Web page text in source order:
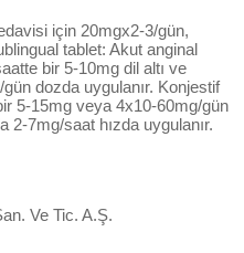
için 20mgx2-3/gün,
tablet: Akut anginal
bir 5-10mg dil altı ve
dozda uygulanır. Konjestif
5-15mg veya 4x10-60mg/gün
2-7mg/saat hızda uygulanır.
Ve Tic. A.Ş.